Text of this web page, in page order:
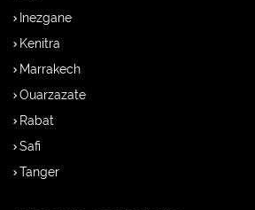
Inezgane
Kenitra
Marrakech
Ouarzazate
Rabat
Safi
Tanger